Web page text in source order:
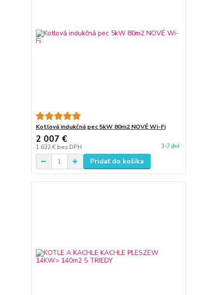
Kotlová indukčná pec 5kW 80m2 NOVÉ Wi-Fi
2 007 €
1 632 € bez DPH 3-7 dní
Pridať do košíka